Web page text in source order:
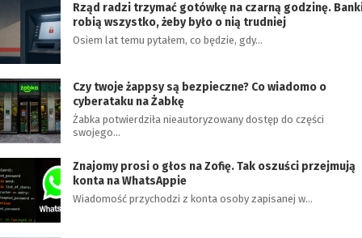
Rząd radzi trzymać gotówkę na czarną godzinę.
robią wszystko, żeby było o nią trudniej
Osiem lat temu pytałem, co będzie, gdy…
Czy twoje żappsy są bezpieczne? Co wiadomo o
cyberataku na Żabkę
Żabka potwierdziła nieautoryzowany dostęp do części
swojego…
Znajomy prosi o głos na Zofię. Tak oszuści przejmują
konta na WhatsAppie
Wiadomość przychodzi z konta osoby zapisanej w…